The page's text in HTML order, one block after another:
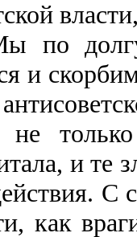
по
и
не
и те
С
как